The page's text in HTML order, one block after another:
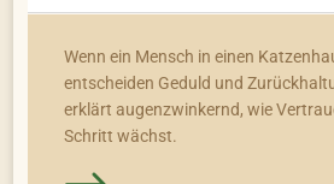
Wenn ein Mensch in einen
entscheiden Geduld und
erklärt augenzwinkernd, wie
Schritt wächst.